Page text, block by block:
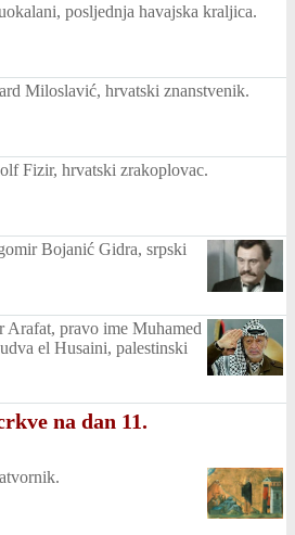
posljednja havajska kraljica.
Miloslavić, hrvatski znanstvenik.
Fizir, hrvatski zrakoplovac.
Bojanić Gidra, srpski
Arafat, pravo ime Muhamed
el Husaini, palestinski
na dan 11.